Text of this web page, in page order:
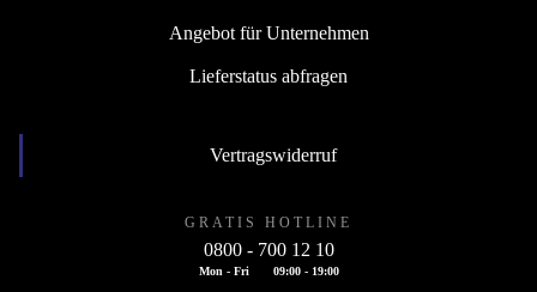
Angebot für Unternehmen
Lieferstatus abfragen
Vertragswiderruf
GRATIS HOTLINE
0800 - 700 12 10
Mon - Fri 09:00 - 19:00